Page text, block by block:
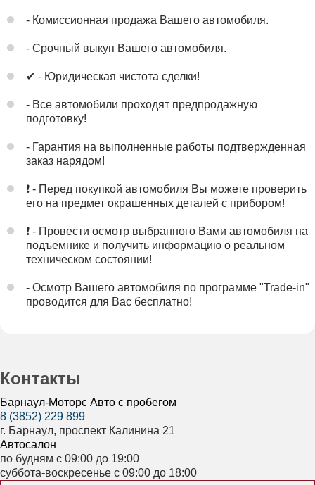
- Комиссионная продажа Вашего автомобиля.
- Срочный выкуп Вашего автомобиля.
✔ - Юридическая чистота сделки!
- Все автомобили проходят предпродажную
подготовку!
- Гарантия на выполненные работы подтвержденная
заказ нарядом!
❗ - Перед покупкой автомобиля Вы можете проверить
его на предмет окрашенных деталей с прибором!
❗ - Провести осмотр выбранного Вами автомобиля на
подъемнике и получить информацию о реальном
техническом состоянии!
- Осмотр Вашего автомобиля по программе "Trade-in"
проводится для Вас бесплатно!
Контакты
Барнаул-Моторс Авто с пробегом
8 (3852) 229 899
г. Барнаул, проспект Калинина 21
Автосалон
по будням с 09:00 до 19:00
суббота-воскресенье с 09:00 до 18:00